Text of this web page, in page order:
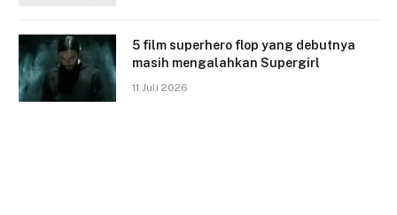
5 film superhero flop yang debutnya
masih mengalahkan Supergirl
11 Juli 2026